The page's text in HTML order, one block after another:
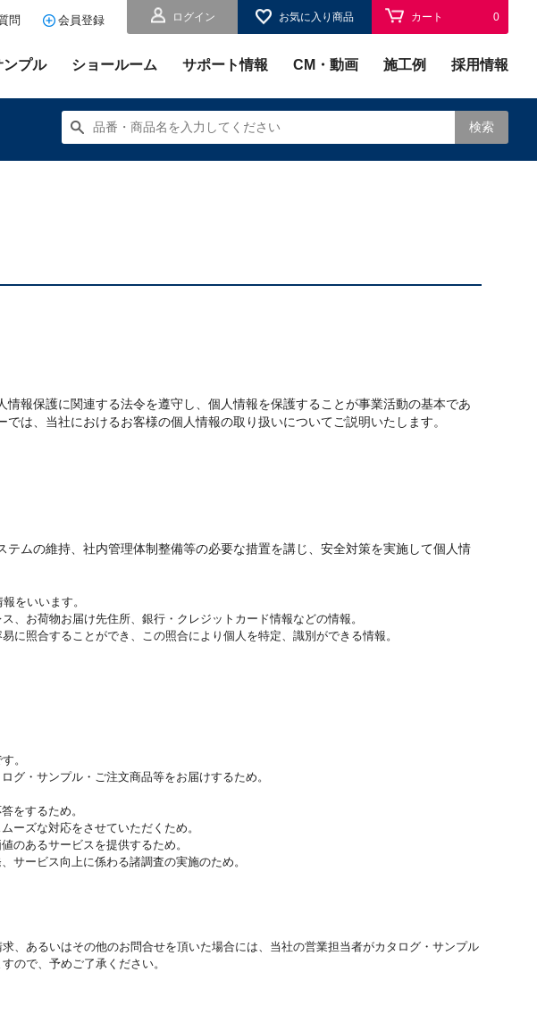
ログイン お気に入り商品 カート 0
問 会員登録
ンプル ショールーム サポート情報 CM・動画 施工例 採用情報
検索
商品がここに表示されます。
報保護に関連する法令を遵守し、個人情報を保護することが事業活動の基本であ
は、当社におけるお客様の個人情報の取り扱いについてご説明いたします。
ムの維持、社内管理体制整備等の必要な措置を講じ、安全対策を実施して個人情
をいいます。
、お荷物お届け先住所、銀行・クレジットカード情報などの情報。
に照合することができ、この照合により個人を特定、識別ができる情報。
。
グ・サンプル・ご注文商品等をお届けするため。
をするため。
ーズな対応をさせていただくため。
のあるサービスを提供するため。
サービス向上に係わる諸調査の実施のため。
、あるいはその他のお問合せを頂いた場合には、当社の営業担当者がカタログ・サンプル
ので、予めご了承ください。